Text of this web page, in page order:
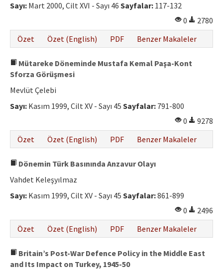
Sayı: Mart 2000, Cilt XVI - Sayı 46 Sayfalar: 117-132
0
2780
Özet
Özet (English) PDF Benzer Makaleler
Mütareke Döneminde Mustafa Kemal Paşa-Kont
Sforza Görüşmesi
Mevlüt Çelebi
Sayı: Kasım 1999, Cilt XV - Sayı 45 Sayfalar: 791-800
0
9278
Özet
Özet (English) PDF Benzer Makaleler
Dönemin Türk Basınında Anzavur Olayı
Vahdet Keleşyılmaz
Sayı: Kasım 1999, Cilt XV - Sayı 45 Sayfalar:861-899
0
2496
Özet
Özet (English) PDF Benzer Makaleler
Britain’s Post-War Defence Policy in the Middle East
and Its Impact on Turkey, 1945-50